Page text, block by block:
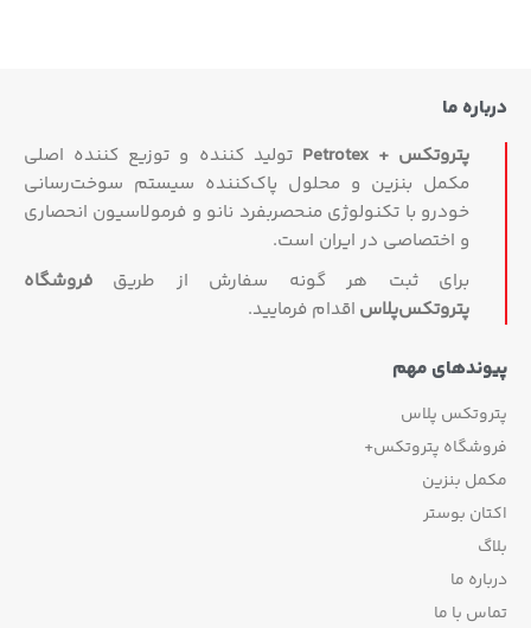
ما
پتروتکس + Petrotex
تولید کننده و توزیع کننده اصلی
مکمل بنزین و محلول پاک‌کننده سیستم سوخت‌رسانی
خودرو با تکنولوژی منحصربفرد نانو و فرمولاسیون انحصاری
و اختصاصی در ایران است.
برای ثبت هر گونه سفارش از طریقفروشگاه
پتروتکس‏‌پلاساقدام فرمایید.
مهم
پلاس
پتروتکس+
بنزین
بوستر
ما
با ما